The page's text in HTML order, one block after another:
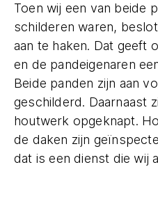
Toen wij een van beide
schilderen waren,
aan te haken. Dat geeft
en de pandeigenaren
Beide panden zijn aan
geschilderd. Daarnaast
houtwerk opgeknapt.
de daken zijn
dat is een dienst die wij